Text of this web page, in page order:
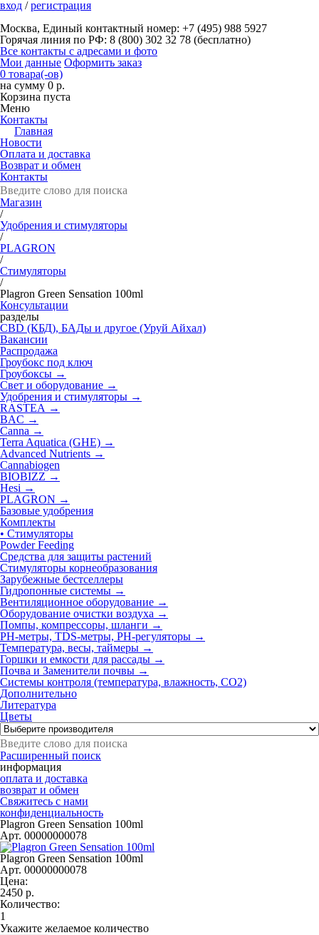
вход /регистрация
Москва, Единый контактный номер: +7 (495) 988 5927
Горячая линия по РФ: 8 (800) 302 32 78 (бесплатно)
Все контакты с адресами и фото
Мои данные Оформить заказ
0 товара(-ов)
на сумму 0 р.
Корзина пуста
Меню
Контакты
Главная
Новости
Оплата и доставка
Возврат и обмен
Контакты
Магазин
/
Удобрения и стимуляторы
/
PLAGRON
/
Стимуляторы
/
Plagron Green Sensation 100ml
Консультации
разделы
CBD (КБД), БАДы и другое (Уруй Айхал)
Вакансии
Распродажа
Гроубокс под ключ
Гроубоксы →
Свет и оборудование →
Удобрения и стимуляторы →
RASTEA →
BAC →
Canna →
Terra Aquatica (GHE) →
Advanced Nutrients →
Cannabiogen
BIOBIZZ →
Hesi →
PLAGRON →
Базовые удобрения
Комплекты
• Стимуляторы
Powder Feeding
Средства для защиты растений
Стимуляторы корнеобразования
Зарубежные бестселлеры
Гидропонные системы →
Вентиляционное оборудование →
Оборудование очистки воздуха →
Помпы, компрессоры, шланги →
РН-метры, TDS-метры, РН-регуляторы →
Температура, весы, таймеры →
Горшки и емкости для рассады →
Почва и Заменители почвы →
Системы контроля (температура, влажность, СО2)
Дополнительно
Литература
Цветы
Расширенный поиск
информация
оплата и доставка
возврат и обмен
Свяжитесь с нами
конфиденциальность
Plagron Green Sensation 100ml
Арт. 00000000078
Plagron Green Sensation 100ml
Арт. 00000000078
Цена:
2450 р.
Количество:
Укажите желаемое количество